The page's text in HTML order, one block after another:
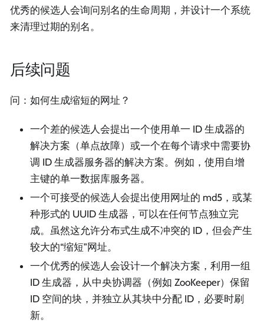
优秀的候选人会询问别名的生命周期，并设计一个系统
来清理过期的别名。
后续问题
问：如何生成缩短的网址？
一个差的候选人会提出一个使用单一 ID 生成器的
解决方案（单点故障）或一个在每个请求中需要协
调 ID 生成器服务器的解决方案。例如，使用自增
主键的单一数据库服务器。
一个可接受的候选人会提出使用网址的 md5，或某
种形式的 UUID 生成器，可以在任何节点独立完
成。虽然这允许分布式生成不冲突的 ID，但会产生
较大的“缩短”网址。
一个优秀的候选人会设计一个解决方案，利用一组
ID 生成器，从中央协调器（例如 ZooKeeper）保留
ID 空间的块，并独立从其块中分配 ID，必要时刷
新。